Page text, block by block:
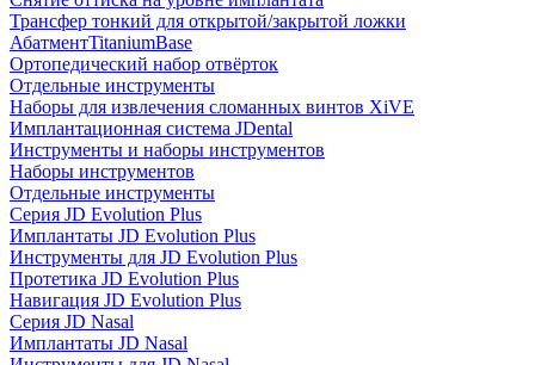
Трансфер тонкий для открытой/закрытой ложки
АбатментTitaniumBase
Ортопедический набор отвёрток
Отдельные инструменты
Наборы для извлечения сломанных винтов XiVE
Имплантационная система JDental
Инструменты и наборы инструментов
Наборы инструментов
Отдельные инструменты
Серия JD Evolution Plus
Имплантаты JD Evolution Plus
Инструменты для JD Evolution Plus
Протетика JD Evolution Plus
Навигация JD Evolution Plus
Серия JD Nasal
Имплантаты JD Nasal